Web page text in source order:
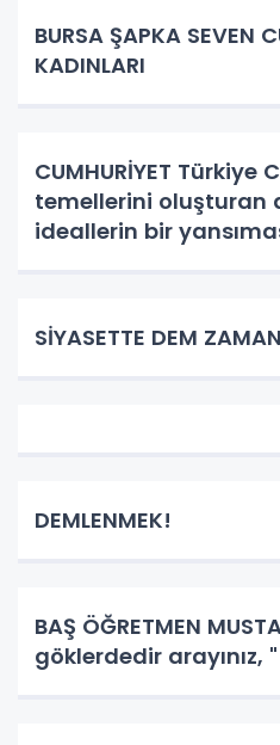
BURSA ŞAPKA SEVEN
KADINLARI
CUMHURİYET Türkiye Cumhuriyeti’nin
temellerini oluşturan
ideallerin bir
SİYASETTE DEM
DEMLENMEK!
BAŞ ÖĞRETMEN
göklerdedir arayınız, "